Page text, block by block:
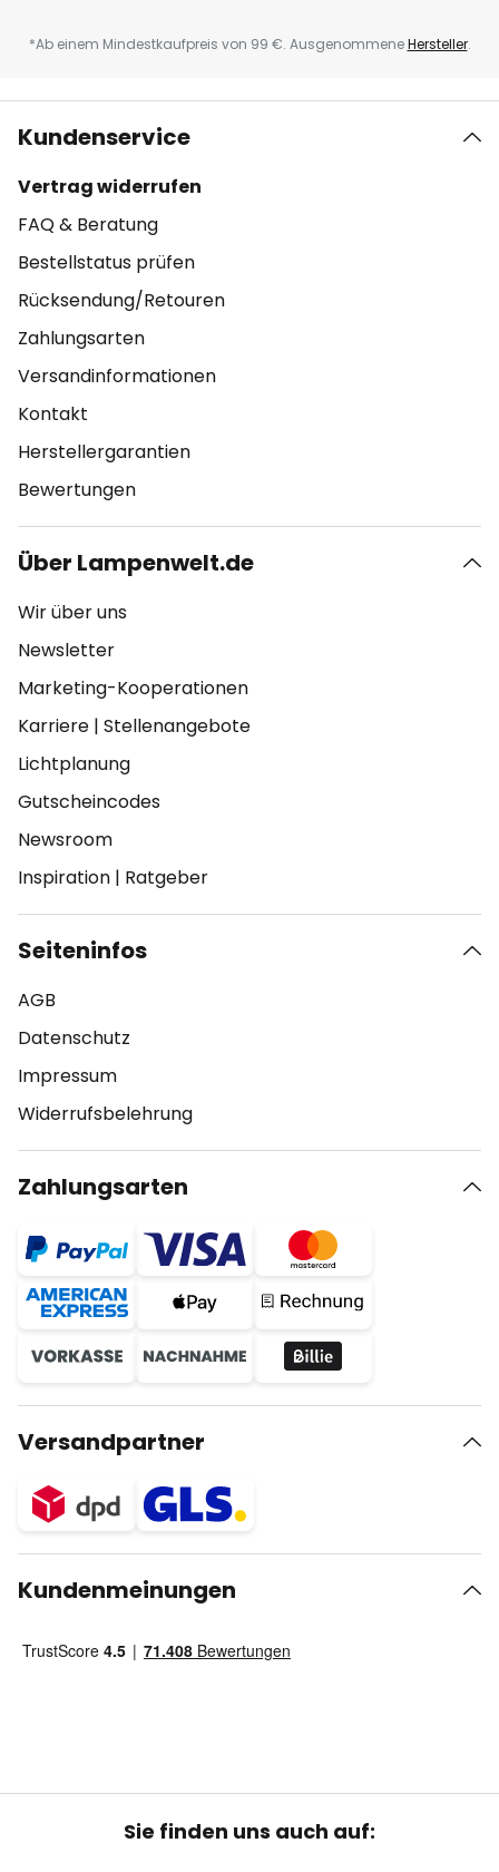
*Ab einem Mindestkaufpreis von 99 €. AusgenommeneHersteller.
Kundenservice
Vertrag widerrufen
FAQ & Beratung
Bestellstatus prüfen
Rücksendung/Retouren
Zahlungsarten
Versandinformationen
Kontakt
Herstellergarantien
Bewertungen
Über Lampenwelt.de
Wir über uns
Newsletter
Marketing-Kooperationen
Karriere | Stellenangebote
Lichtplanung
Gutscheincodes
Newsroom
Inspiration | Ratgeber
Seiteninfos
AGB
Datenschutz
Impressum
Widerrufsbelehrung
Zahlungsarten
Versandpartner
Kundenmeinungen
Sie finden uns auch auf: